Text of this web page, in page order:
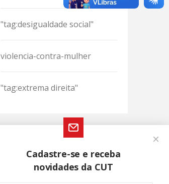
"tag:desigualdade social"
violencia-contra-mulher
"tag:extrema direita"
Cadastre-se e receba
novidades da CUT